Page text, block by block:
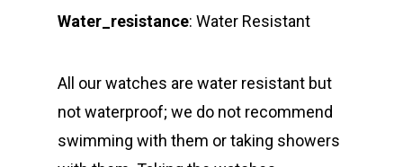
Water_resistance: Water Resistant
All our watches are water resistant but
not waterproof; we do not recommend
swimming with them or taking showers